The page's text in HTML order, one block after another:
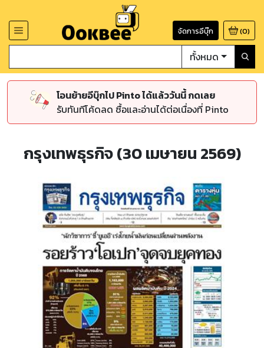
จัดการอีบุ๊ก (0)
ทั้งหมด
โอนย้ายอีบุ๊กไป Pinto ได้แล้ววันนี้ กดเลย
รับทันทีโค้ดลด ซื้อและอ่านได้ต่อเนื่องที่ Pinto
กรุงเทพธุรกิจ (30 เมษายน 2569)